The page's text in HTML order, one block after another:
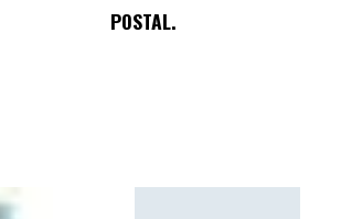
POSTAL.